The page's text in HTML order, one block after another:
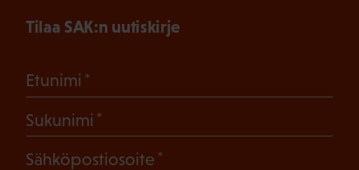
Tilaa SAK:n uutiskirje
Etunimi
Sukunimi
Sähköpostiosoite